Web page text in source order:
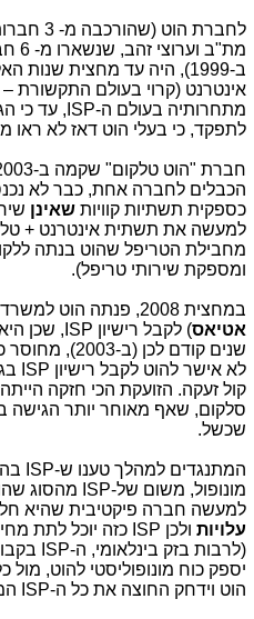
לחברת
ב-1999), היה עד מחצית
אינטרנט (קרוי בעולם התקשורת –
מתחרותיה בעולם ה-ISP , עד כי
לתפקד, כי בעלי הוט דאז לא ראו
הכבלים לחברה אחת, כבר לא
כספקית תשתיות קוויות שאינן
למעשה את תשתית אינטרנט +
מחבילת הטריפל שהוט בנתה
ומספקת שירותי טריפל).
במחצית 2008, פנתה הוט למשרד התקשורת (השר
אטיאס) לקבל רישיון ISP , שכן
שנים קודם לכן (ב-2003), מחוסר כדאיות כלכלית, אך השר
לא אישר להוט לקבל רישיון ISP
סלקום, שאף מאוחר יותר
שכשל.
המתנגדים למהלך טענו ש-ISP
מונופול, משום של-ISP מהסוג
למעשה חברה פיקטיבית שהיא
עלויות ולכן ISP כזה יוכל לתת
(לרבות בזק בינלאומי, ה-ISP
יספק כוח מונופוליסטי להוט,
הוט וידחק החוצה את כל ה-ISP